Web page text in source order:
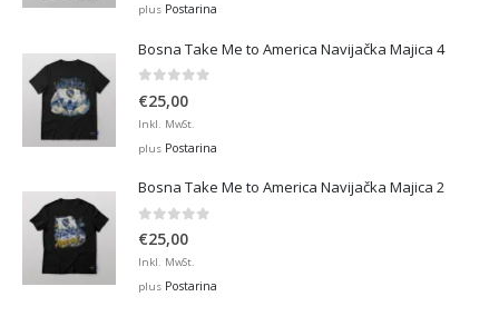
plus Postarina
Bosna Take Me to America Navijačka Majica 4
€25,00
Inkl. MwSt.
plus Postarina
Bosna Take Me to America Navijačka Majica 2
0 out of 5
€25,00
Inkl. MwSt.
plus Postarina